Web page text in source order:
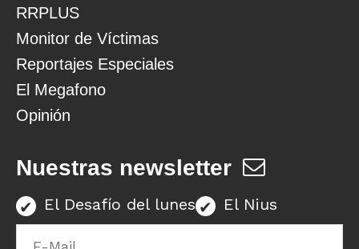
RRPLUS
Monitor de Víctimas
Reportajes Especiales
El Megafono
Opinión
Nuestras newsletter
El Desafío del lunes El Nius